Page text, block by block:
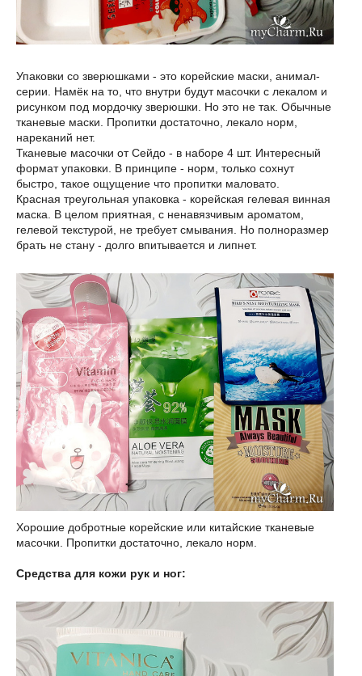
Упаковки со зверюшками - это корейские маски, анимал-
серии. Намёк на то, что внутри будут масочки с лекалом и
рисунком под мордочку зверюшки. Но это не так. Обычные
тканевые маски. Пропитки достаточно, лекало норм,
нареканий нет.
Тканевые масочки от Сейдо - в наборе 4 шт. Интересный
формат упаковки. В принципе - норм, только сохнут
быстро, такое ощущение что пропитки маловато.
Красная треугольная упаковка - корейская гелевая винная
маска. В целом приятная, с ненавязчивым ароматом,
гелевой текстурой, не требует смывания. Но полноразмер
брать не стану - долго впитывается и липнет.
Хорошие добротные корейские или китайские тканевые
масочки. Пропитки достаточно, лекало норм.
Средства для кожи рук и ног: